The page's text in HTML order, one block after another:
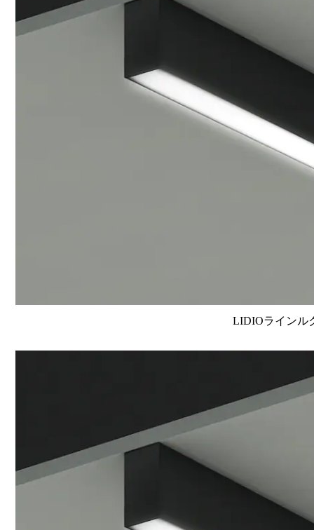
LIDIOラインル